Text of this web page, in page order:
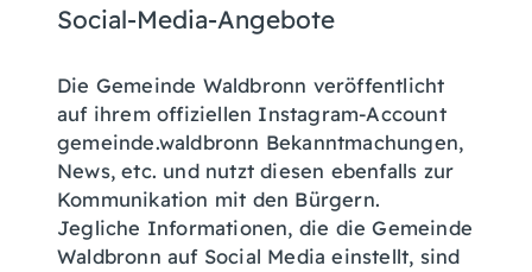
Social-Media-Angebote
Die Gemeinde Waldbronn veröffentlicht
auf ihrem offiziellen Instagram-Account
gemeinde.waldbronn Bekanntmachungen,
News, etc. und nutzt diesen ebenfalls zur
Kommunikation mit den Bürgern.
Jegliche Informationen, die die Gemeinde
Waldbronn auf Social Media einstellt, sind